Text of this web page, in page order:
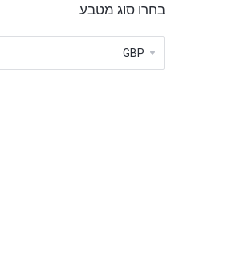
בחרו סוג מטבע